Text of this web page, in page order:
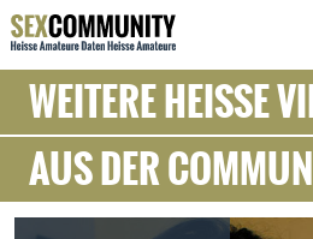
WEITERE HEISSE
AUS DER